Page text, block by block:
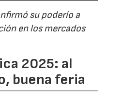
su poderío a
en los mercados
2025: al
buena feria